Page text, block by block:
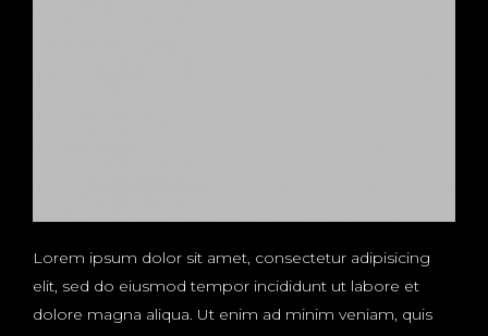
Lorem ipsum dolor sit amet, consectetur adipisicing
elit, sed do eiusmod tempor incididunt ut labore et
dolore magna aliqua. Ut enim ad minim veniam, quis